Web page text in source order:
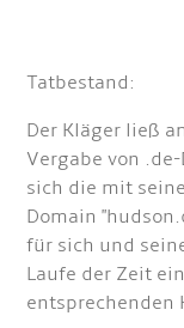
Tatbestand:
Der Kläger ließ
Vergabe von
sich die mit
Domain
für sich und
Laufe der Zeit
entsprechenden